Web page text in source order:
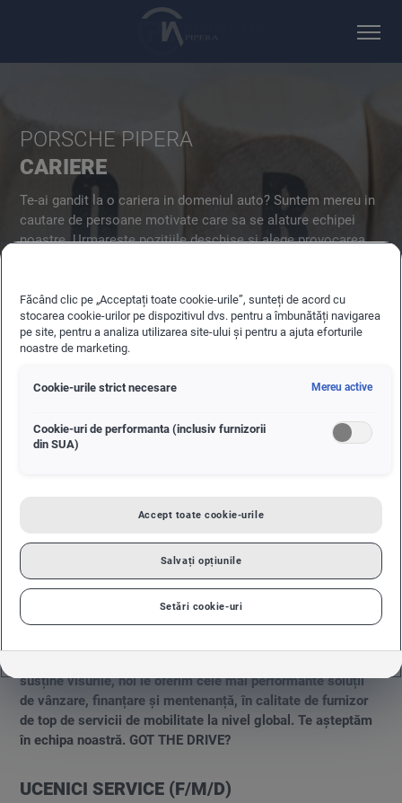
PORSCHE PIPERA
CARIERE
Te-ai gandit la o cariera in domeniul auto? Suntem mereu in
cautare de persoane motivate care sa se alature echipei
noastre. Urmareste pozitiile deschise si alege provocarea
Cariera Ucenici Service (f/m/d)
susține visurile, noi le oferim cele mai performante soluții
de vânzare, finanțare și mentenanță, în calitate de furnizor
de top de servicii de mobilitate la nivel global. Te așteptăm
în echipa noastră. GOT THE DRIVE?
UCENICI SERVICE (F/M/D)
Făcând clic pe „Acceptați toate cookie-urile”, sunteți de acord cu
stocarea cookie-urilor pe dispozitivul dvs. pentru a îmbunătăți navigarea
pe site, pentru a analiza utilizarea site-ului și pentru a ajuta eforturile
noastre de marketing.
Cookie-urile strict necesare Mereu active
Cookie-uri de performanta (inclusiv furnizorii
din SUA)
Accept toate cookie-urile
Salvați opțiunile
Setări cookie-uri